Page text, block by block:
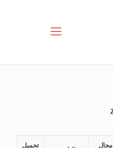
مجال
تحميل